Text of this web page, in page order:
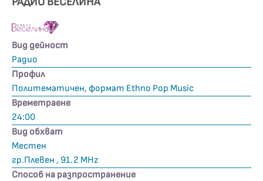
Вид дейност
Радио
Профил
Политематичен, формат Ethno Pop Music
Времетраене
24:00
Вид обхват
Местен
гр.Плевен , 91.2 MHz
Способ на разпространение